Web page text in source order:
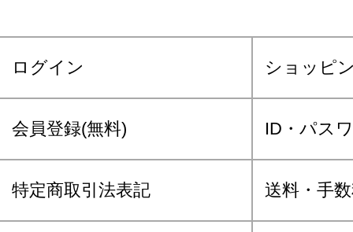
ログイン ショッピ
会員登録(無料) ID・パス
特定商取引法表記 送料・手